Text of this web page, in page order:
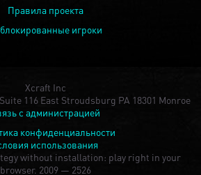
Правила проекта
игроки
Xcraft Inc
116 East Stroudsburg PA 18301 Monroe
с администрацией
конфиденциальности
использования
without installation: play right in your
browser. 2009 — 2526